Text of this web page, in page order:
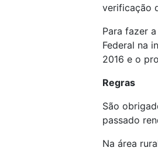
verificação
Para fazer
Federal na
2016 e o
Regras
São
passado
Na área